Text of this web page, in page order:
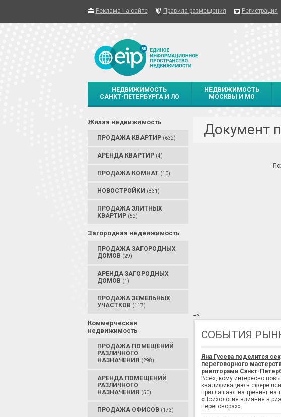
Реклама на сайте Правила размещения Регистрация
НЕДВИЖИМОСТЬ
САНКТ-ПЕТЕРБУРГА И ЛО
НЕДВИЖИМОСТЬ
МОСКВЫ И МО
Жилая недвижимость
ПРОДАЖА КВАРТИР (632)
АРЕНДА КВАРТИР (4)
ПРОДАЖА КОМНАТ (10)
НОВОСТРОЙКИ (831)
ПРОДАЖА ЭЛИТНЫХ
КВАРТИР (52)
Загородная недвижимость
ПРОДАЖА ЗАГОРОДНЫХ
ДОМОВ (29)
АРЕНДА ЗАГОРОДНЫХ
ДОМОВ (1)
ПРОДАЖА ЗЕМЕЛЬНЫХ
УЧАСТКОВ (117)
Коммерческая
недвижимость
ПРОДАЖА ПОМЕЩЕНИЙ
РАЗЛИЧНОГО
НАЗНАЧЕНИЯ (298)
АРЕНДА ПОМЕЩЕНИЙ
РАЗЛИЧНОГО
НАЗНАЧЕНИЯ (50)
ПРОДАЖА ОФИСОВ (173)
Документ
-->
СОБЫТИЯ
Яна Гусева поделится
переговорного
риелторами Санкт-
Всех, кому интересно
квалификацию в сфере
приглашают на тренинг на
«Психология влияния в
переговорах».